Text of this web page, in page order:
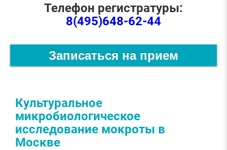
Телефон регистратуры:
8(495)648-62-44
Записаться на прием
Культуральное
микробиологическое
исследование мокроты в
Москве